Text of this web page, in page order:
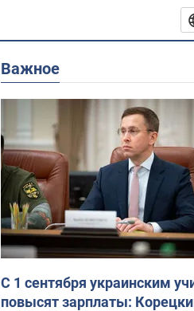
Важное
С 1 сентября украинским
повысят зарплаты: